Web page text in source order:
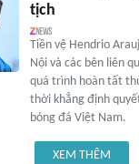
tịch
Tiền vệ Hendrio
Nội và các bên liên
quá trình hoàn tất
thời khẳng định
bóng đá Việt Nam.
XEM THÊM